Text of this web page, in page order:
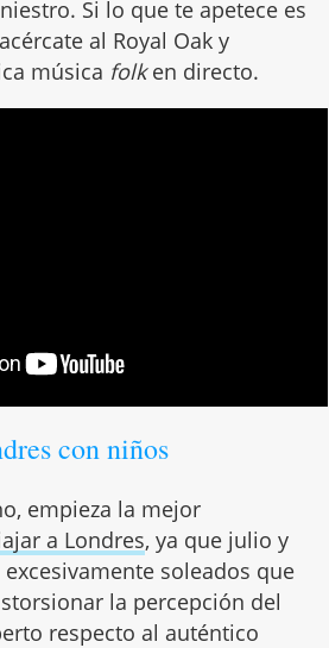
Si lo que te apetece es
al Royal Oak y
música folken directo.
con niños
empieza la mejor
a Londres, ya que julio y
soleados que
la percepción del
respecto al auténtico